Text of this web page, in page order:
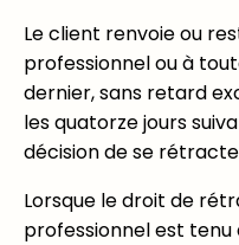
Le client renvoie ou
professionnel ou à
dernier, sans retard
les quatorze jours
décision de se
Lorsque le droit de
professionnel est